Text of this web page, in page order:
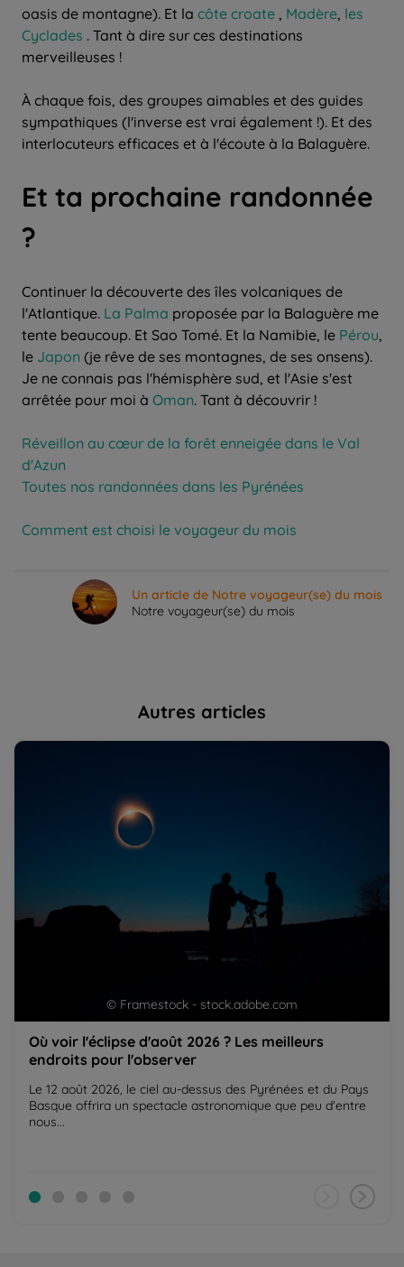
oasis de montagne). Et la côte croate , Madère, les
Cyclades . Tant à dire sur ces destinations
merveilleuses !
À chaque fois, des groupes aimables et des guides
sympathiques (l'inverse est vrai également !). Et des
interlocuteurs efficaces et à l'écoute à la Balaguère.
Et ta prochaine randonnée
?
Continuer la découverte des îles volcaniques de
l'Atlantique. La Palma proposée par la Balaguère me
tente beaucoup. Et Sao Tomé. Et la Namibie, le Pérou,
le Japon (je rêve de ses montagnes, de ses onsens).
Je ne connais pas l'hémisphère sud, et l'Asie s'est
arrêtée pour moi à Oman. Tant à découvrir !
Réveillon au cœur de la forêt enneigée dans le Val
d'Azun
Toutes nos randonnées dans les Pyrénées
Comment est choisi le voyageur du mois
Un article de Notre voyageur(se) du mois
Notre voyageur(se) du mois
Autres articles
Où voir l'éclipse d'août 2026 ? Les meilleurs endroits
© Framestock - stock.adobe.com
Où voir l'éclipse d'août 2026 ? Les meilleurs
endroits pour l'observer
Le 12 août 2026, le ciel au-dessus des Pyrénées et du Pays
Basque offrira un spectacle astronomique que peu d'entre
nous...